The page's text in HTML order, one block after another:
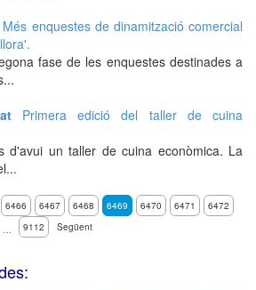
Més enquestes de dinamització comercial
fase de les enquestes destinades a
Primera edició del taller de cuina
d'avui un taller de cuina econòmica. La
6466 6467 6468 6469 6470 6471
6472
9112 Següent